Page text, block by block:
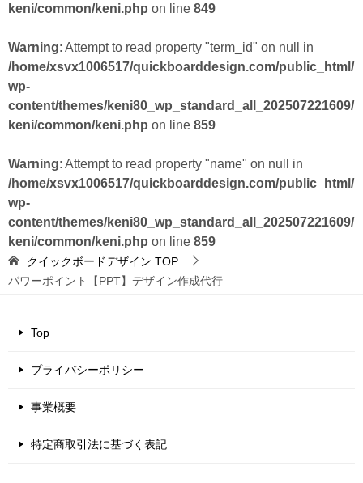
keni/common/keni.php on line 849
Warning: Attempt to read property "term_id" on null in
/home/xsvx1006517/quickboarddesign.com/public_html/
wp-
content/themes/keni80_wp_standard_all_202507221609/
keni/common/keni.php on line 859
Warning: Attempt to read property "name" on null in
/home/xsvx1006517/quickboarddesign.com/public_html/
wp-
content/themes/keni80_wp_standard_all_202507221609/
keni/common/keni.php on line 859
クイックボードデザイン TOP
パワーポイント【PPT】デザイン作成代行
Top
プライバシーポリシー
事業概要
特定商取引法に基づく表記